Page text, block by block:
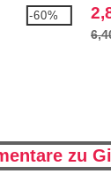
-60%
zu